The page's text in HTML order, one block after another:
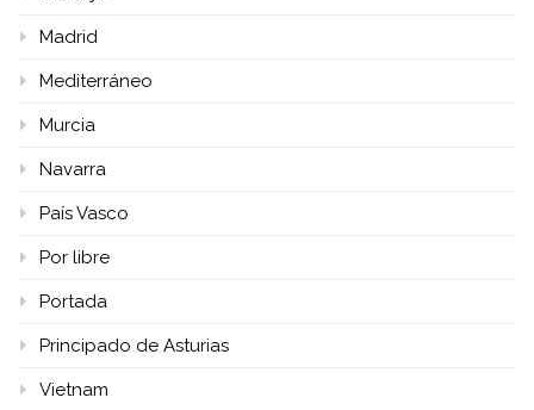
Madrid
Mediterráneo
Murcia
Navarra
País Vasco
Por libre
Portada
Principado de Asturias
Vietnam